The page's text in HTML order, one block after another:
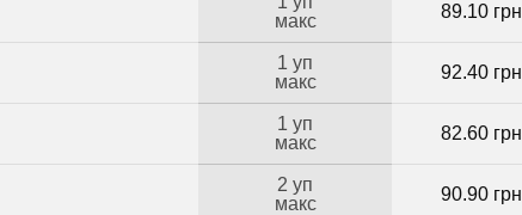
макс
89.10 грн
1 уп
макс
92.40 грн
1 уп
макс
82.60 грн
2 уп
макс
90.90 грн